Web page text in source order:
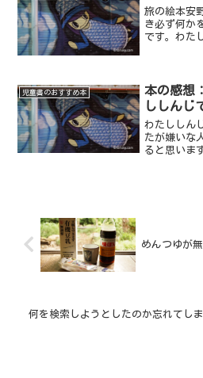
旅の絵本安
き必ず何か
です。わた
は見る人に
児童書のおすすめ本
本の感想
ししんじ
わたししん
たが嫌いな
ると思いま
めんつゆが
何を検索しようとしたのか忘れてし